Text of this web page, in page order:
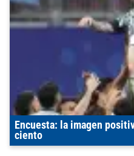
Encuesta: la imagen
ciento